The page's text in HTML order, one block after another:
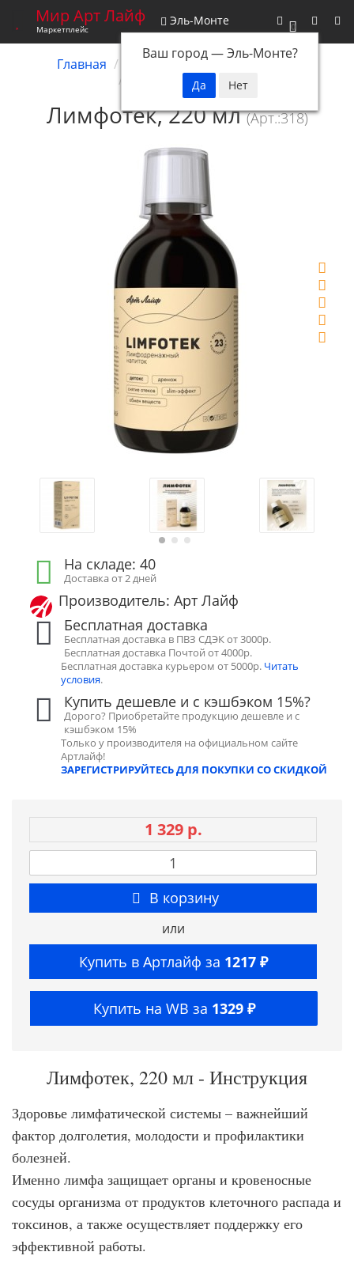
0
Мир Арт Лайф
Маркетплейс
Эль-Монте
Ваш город —Эль-Монте?
Главная Биокомплексы
Лимфотек, 220 мл
Лимфотек, 220 мл(Арт.:318)
На складе: 40
Доставка от 2 дней
Производитель: Арт Лайф
Бесплатная доставка
Бесплатная доставка в ПВЗ СДЭК от 3000р.
Бесплатная доставка Почтой от 4000р.
Бесплатная доставка курьером от 5000р. Читать
условия.
Купить дешевле и с кэшбэком 15%?
Дорого? Приобретайте продукцию дешевле и с
кэшбэком 15%
Только у производителя на официальном сайте
Артлайф!
ЗАРЕГИСТРИРУЙТЕСЬ ДЛЯ ПОКУПКИ СО СКИДКОЙ
1 329 р.
В корзину
или
Купить в Артлайф за 1217 ₽
Купить на WB за 1329 ₽
Лимфотек, 220 мл - Инструкция
Здоровье лимфатической системы – важнейший
фактор долголетия, молодости и профилактики
болезней.
Именно лимфа защищает органы и кровеносные
сосуды организма от продуктов клеточного распада и
токсинов, а также осуществляет поддержку его
эффективной работы.